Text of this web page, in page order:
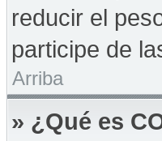
reducir el
participe de
Arriba
» ¿Qué es